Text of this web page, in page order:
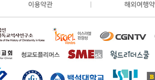
이용약관 해외여행